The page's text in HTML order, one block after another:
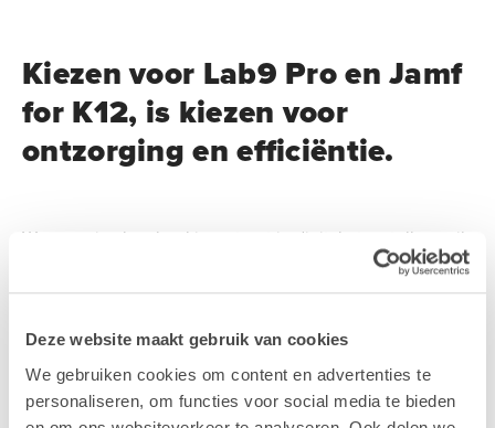
Deze website maakt gebruik van cookies
We gebruiken cookies om content en advertenties te
personaliseren, om functies voor social media te bieden
Kiezen voor Lab9 Pro en Jamf
for K12, is kiezen voor
ontzorging en efficiëntie.
Wanneer je als school investeert in digitale toestellen, wil
je dat ze écht bijdragen aan beter onderwijs. Dat lukt
alleen als het beheer vlot loopt, de beveiliging waterdicht
is en je team niet overspoeld wordt met technische
beeld.